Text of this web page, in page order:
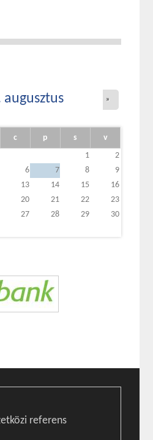
augusztus »
c p s
v
1
2
6 7 8
9
13 14 15
16
20 21 22
23
27 28 29
30
referens